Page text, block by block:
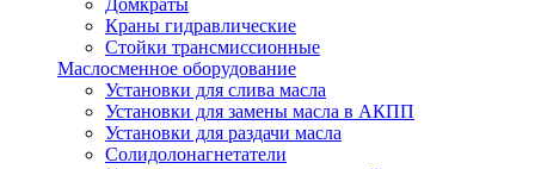
Домкраты
Краны гидравлические
Стойки трансмиссионные
Маслосменное оборудование
Установки для слива масла
Установки для замены масла в АКПП
Установки для раздачи масла
Солидолонагнетатели